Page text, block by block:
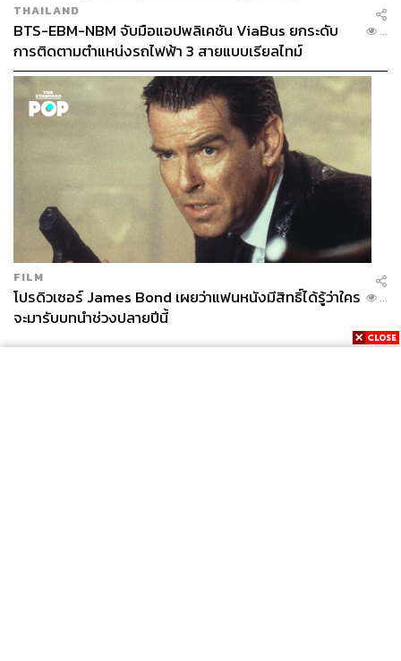
THAILAND
BTS-EBM-NBM จับมือแอปพลิเคชัน ViaBus ยกระดับ
การติดตามตำแหน่งรถไฟฟ้า 3 สายแบบเรียลไทม์
...
FILM
โปรดิวเซอร์ James Bond เผยว่าแฟนหนังมีสิทธิ์ได้รู้ว่าใคร
จะมารับบทนำช่วงปลายปีนี้
...